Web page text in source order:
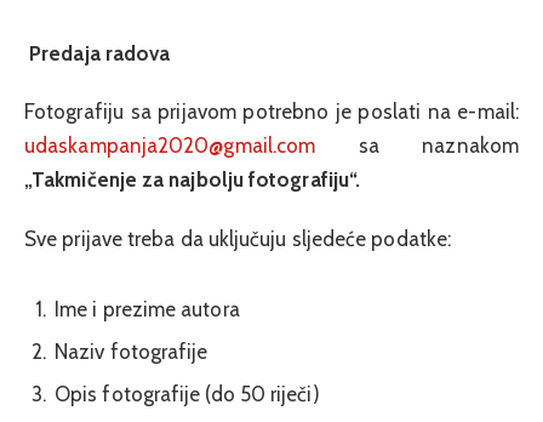
Predaja radova
Fotografiju sa prijavom potrebno je poslati na e-mail:
udaskampanja2020@gmail.com sa naznakom
„Takmičenje za najbolju fotografiju“.
Sve prijave treba da uključuju sljedeće podatke:
Ime i prezime autora
Naziv fotografije
Opis fotografije (do 50 riječi)